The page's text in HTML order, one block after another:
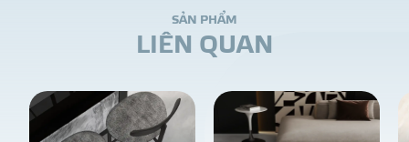
SẢN PHẨM
LIÊN QUAN